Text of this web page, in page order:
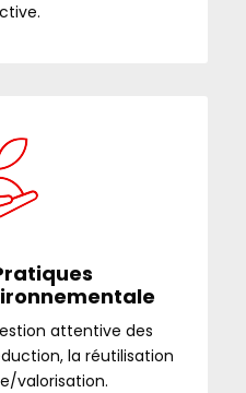
attentive des
la réutilisation
valorisation.